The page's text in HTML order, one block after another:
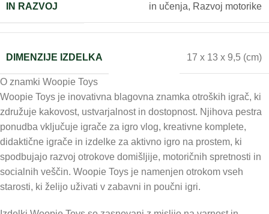
IN RAZVOJ
in učenja, Razvoj motorike
DIMENZIJE IZDELKA 17 x 13 x 9,5 (cm)
O znamki Woopie Toys
Woopie Toys je inovativna blagovna znamka otroških igrač, ki
združuje kakovost, ustvarjalnost in dostopnost. Njihova pestra
ponudba vključuje igrače za igro vlog, kreativne komplete,
didaktične igrače in izdelke za aktivno igro na prostem, ki
spodbujajo razvoj otrokove domišljije, motoričnih spretnosti in
socialnih veščin. Woopie Toys je namenjen otrokom vseh
starosti, ki želijo uživati v zabavni in poučni igri.